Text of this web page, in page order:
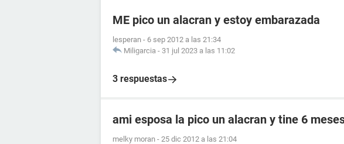
ME pico un alacran y estoy embarazada
lesperan - 6 sep 2012 a las 21:34
Miligarcia - 31 jul 2023 a las 11:02
3 respuestas
ami esposa la pico un alacran y tine 6
melky moran - 25 dic 2012 a las 21:04